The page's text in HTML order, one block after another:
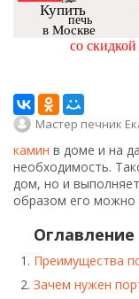
Купить
печь
в Москве
со скидкой
Мастер печник
камин в доме и на
необходимость.
дом, но и
образом его можно
Оглавление
Преимущества
Зачем нужен